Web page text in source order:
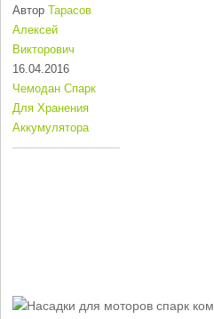
АвторТарасов
Алексей
Викторович
16.04.2016
Чемодан Спарк
Для Хранения
Аккумулятора